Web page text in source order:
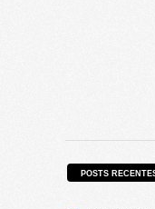
POSTS